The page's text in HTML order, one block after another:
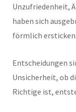
Unzufriedenheit,
haben sich
förmlich ersticken.
Entscheidungen
Unsicherheit, ob
Richtige ist,